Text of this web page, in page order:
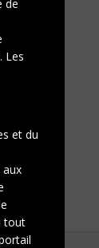
de
Les
et du
tout